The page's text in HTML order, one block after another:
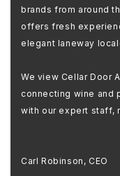
brands from around
offers fresh
elegant laneway
We view Cellar Door
connecting wine and
with our expert staff,
Carl Robinson, CEO